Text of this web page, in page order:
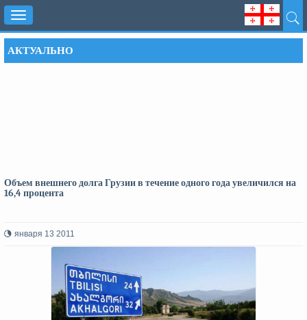
Toggle
navigation
АКТУАЛЬНО
Объем внешнего долга Грузии в течение одного года увеличился на
16,4 процента
января 13 2011